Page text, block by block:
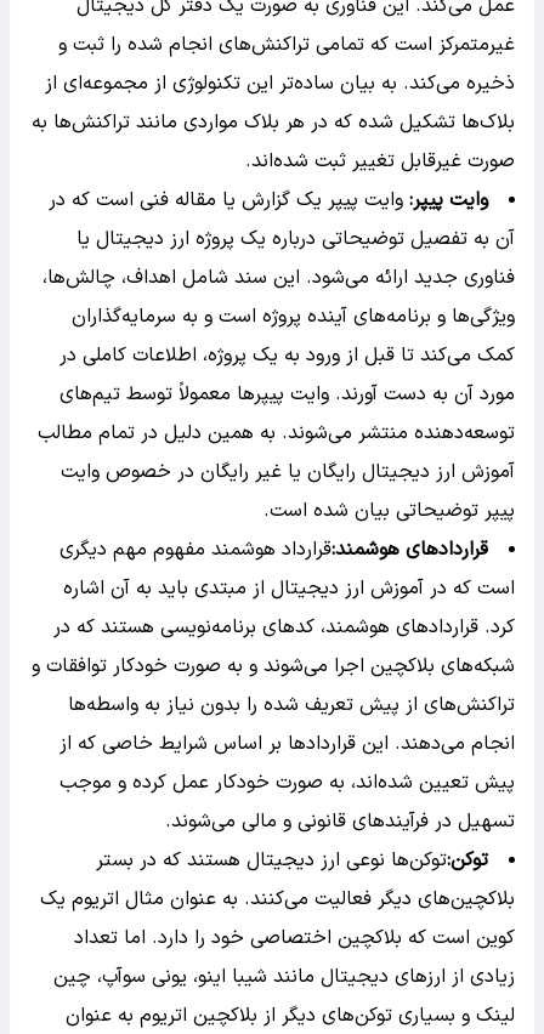
عمل می‌کند. این فناوری به صورت یک دفتر کل دیجیتال
غیرمتمرکز است که تمامی تراکنش‌های انجام شده را ثبت و
ذخیره می‌کند. به بیان ساده‌تر این تکنولوژی از مجموعه‌ای از
بلاک‌ها تشکیل شده که در هر بلاک مواردی مانند تراکنش‌ها به
صورت غیرقابل تغییر ثبت شده‌اند.
وایت پیپر: وایت پیپر یک گزارش یا مقاله فنی است که در
آن به تفصیل توضیحاتی درباره یک پروژه ارز دیجیتال یا
فناوری جدید ارائه می‌شود. این سند شامل اهداف، چالش‌ها،
ویژگی‌ها و برنامه‌های آینده پروژه است و به سرمایه‌گذاران
کمک می‌کند تا قبل از ورود به یک پروژه، اطلاعات کاملی در
مورد آن به دست آورند. وایت پیپرها معمولاً توسط تیم‌های
توسعه‌دهنده منتشر می‌شوند. به همین دلیل در تمام مطالب
آموزش ارز دیجیتال رایگان یا غیر رایگان در خصوص وایت
پیپر توضیحاتی بیان شده است.
قراردادهای هوشمند:قرارداد هوشمند مفهوم مهم دیگری
است که در آموزش ارز دیجیتال از مبتدی باید به آن اشاره
کرد. قراردادهای هوشمند، کدهای برنامه‌نویسی هستند که در
شبکه‌های بلاکچین اجرا می‌شوند و به صورت خودکار توافقات و
تراکنش‌های از پیش تعریف شده را بدون نیاز به واسطه‌ها
انجام می‌دهند. این قراردادها بر اساس شرایط خاصی که از
پیش تعیین شده‌اند، به صورت خودکار عمل کرده و موجب
تسهیل در فرآیندهای قانونی و مالی می‌شوند.
توکن:توکن‌ها نوعی ارز دیجیتال هستند که در بستر
بلاکچین‌های دیگر فعالیت می‌کنند. به عنوان مثال اتریوم یک
کوین است که بلاکچین اختصاصی خود را دارد. اما تعداد
زیادی از ارزهای دیجیتال مانند شیبا اینو، یونی سوآپ، چین
لینک و بسیاری توکن‌های دیگر از بلاکچین اتریوم به عنوان